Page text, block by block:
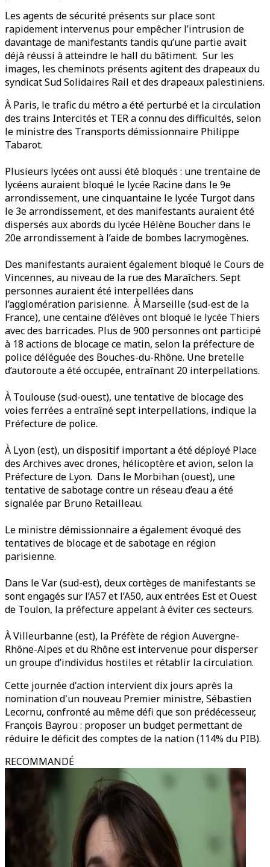
Les agents de sécurité présents sur place sont
rapidement intervenus pour empêcher l’intrusion de
davantage de manifestants tandis qu’une partie avait
déjà réussi à atteindre le hall du bâtiment. Sur les
images, les cheminots présents agitent des drapeaux du
syndicat Sud Solidaires Rail et des drapeaux palestiniens.
À Paris, le trafic du métro a été perturbé et la circulation
des trains Intercités et TER a connu des difficultés, selon
le ministre des Transports démissionnaire Philippe
Tabarot.
Plusieurs lycées ont aussi été bloqués : une trentaine de
lycéens auraient bloqué le lycée Racine dans le 9e
arrondissement, une cinquantaine le lycée Turgot dans
le 3e arrondissement, et des manifestants auraient été
dispersés aux abords du lycée Hélène Boucher dans le
20e arrondissement à l’aide de bombes lacrymogènes.
Des manifestants auraient également bloqué le Cours de
Vincennes, au niveau de la rue des Maraîchers. Sept
personnes auraient été interpellées dans
l’agglomération parisienne. À Marseille (sud-est de la
France), une centaine d’élèves ont bloqué le lycée Thiers
avec des barricades. Plus de 900 personnes ont participé
à 18 actions de blocage ce matin, selon la préfecture de
police déléguée des Bouches-du-Rhône. Une bretelle
d’autoroute a été occupée, entraînant 20 interpellations.
À Toulouse (sud-ouest), une tentative de blocage des
voies ferrées a entraîné sept interpellations, indique la
Préfecture de police.
À Lyon (est), un dispositif important a été déployé Place
des Archives avec drones, hélicoptère et avion, selon la
Préfecture de Lyon. Dans le Morbihan (ouest), une
tentative de sabotage contre un réseau d’eau a été
signalée par Bruno Retailleau.
Le ministre démissionnaire a également évoqué des
tentatives de blocage et de sabotage en région
parisienne.
Dans le Var (sud-est), deux cortèges de manifestants se
sont engagés sur l’A57 et l’A50, aux entrées Est et Ouest
de Toulon, la préfecture appelant à éviter ces secteurs.
À Villeurbanne (est), la Préfète de région Auvergne-
Rhône-Alpes et du Rhône est intervenue pour disperser
un groupe d’individus hostiles et rétablir la circulation.
Cette journée d'action intervient dix jours après la
nomination d'un nouveau Premier ministre, Sébastien
Lecornu, confronté au même défi que son prédécesseur,
François Bayrou : proposer un budget permettant de
réduire le déficit des comptes de la nation (114% du PIB).
RECOMMANDÉ